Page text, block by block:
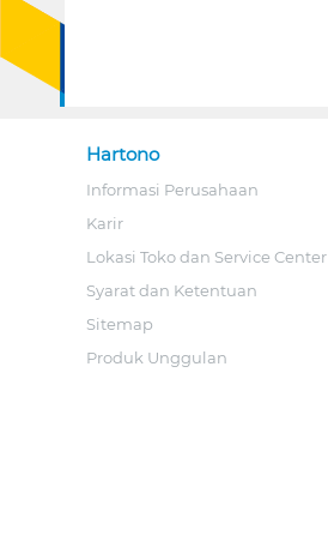
Hartono
Informasi Perusahaan
Karir
Lokasi Toko dan Service Center
Syarat dan Ketentuan
Sitemap
Produk Unggulan